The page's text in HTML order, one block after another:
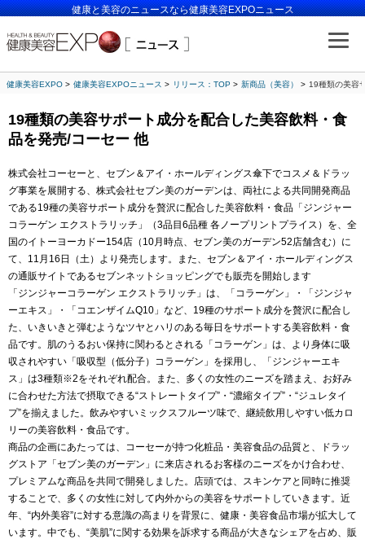
健康と美容のニュースなら健康美容EXPOニュース
健康美容EXPO 健康美容EXPOニュース リリース：TOP 新商品（美容） 19種類の美容
19種類の美容サポート成分を配合した美容飲料・食
品を発売/コーセー 他
株式会社コーセーと、セブン＆アイ・ホールディングス傘下でコスメ＆ドラッ
グ事業を展開する、株式会社セブン美のガーデンは、両社による共同開発商品
である19種の美容サポート成分を贅沢に配合した美容飲料・食品「ジンジャー
コラーゲン エクストラリッチ」（3品目6品種 各ノープリントプライス）を、全
国のイトーヨーカドー154店（10月時点、セブン美のガーデン52店舗含む）に
て、11月16日（土）より発売します。また、セブン＆アイ・ホールディングス
の通販サイトであるセブンネットショッピングでも販売を開始します
「ジンジャーコラーゲン エクストラリッチ」は、「コラーゲン」・「ジンジャ
ーエキス」・「コエンザイムQ10」など、19種のサポート成分を贅沢に配合し
た、いきいきと弾むようなツヤとハリのある毎日をサポートする美容飲料・食
品です。肌のうるおい保持に関わるとされる「コラーゲン」は、より身体に吸
収されやすい「吸収型（低分子）コラーゲン」を採用し、「ジンジャーエキ
ス」は3種類※2をそれぞれ配合。また、多くの女性のニーズを踏まえ、お好み
に合わせた方法で摂取できる“ストレートタイプ”・“濃縮タイプ”・“ジュレタイ
プ”を揃えました。飲みやすいミックスフルーツ味で、継続飲用しやすい低カロ
リーの美容飲料・食品です。
商品の企画にあたっては、コーセーが持つ化粧品・美容食品の品質と、ドラッ
グストア「セブン美のガーデン」に来店されるお客様のニーズをかけ合わせ、
プレミアムな商品を共同で開発しました。店頭では、スキンケアと同時に推奨
することで、多くの女性に対して内外からの美容をサポートしていきます。近
年、“内外美容”に対する意識の高まりを背景に、健康・美容食品市場が拡大して
います。中でも、“美肌”に関する効果を訴求する商品が大きなシェアを占め、販